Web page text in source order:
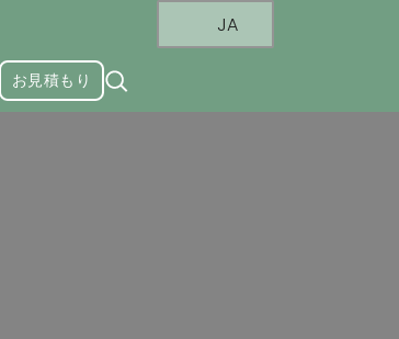
JA
お見積もり